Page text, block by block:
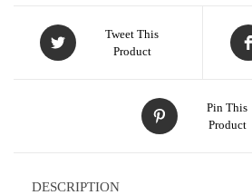
Tweet This
Product
Pin This
Product
DESCRIPTION